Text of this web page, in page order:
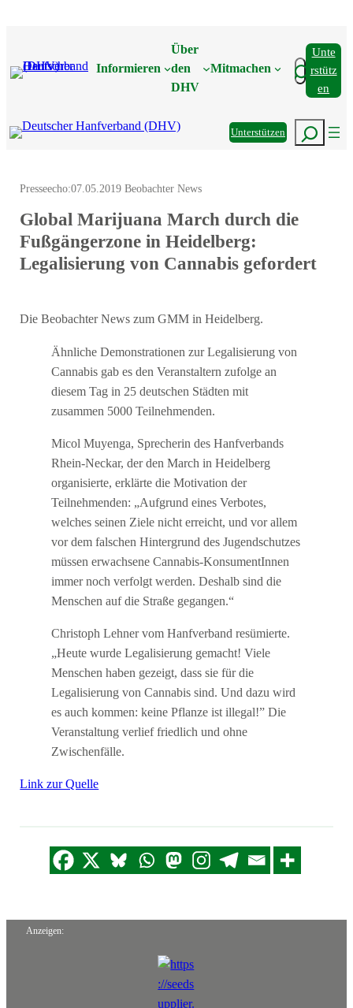
Informieren
Über
den
DHV
Mitmachen Suchen
Unte
Rstütz
En
UnterstützenSuchen
Presseecho:07.05.2019 Beobachter News
Global Marijuana March durch die
Fußgängerzone in Heidelberg:
Legalisierung von Cannabis gefordert
Die Beobachter News zum GMM in Heidelberg.
Ähnliche Demonstrationen zur Legalisierung von
Cannabis gab es den Veranstaltern zufolge an
diesem Tag in 25 deutschen Städten mit
zusammen 5000 Teilnehmenden.
Micol Muyenga, Sprecherin des Hanfverbands
Rhein-Neckar, der den March in Heidelberg
organisierte, erklärte die Motivation der
Teilnehmenden: „Aufgrund eines Verbotes,
welches seinen Ziele nicht erreicht, und vor allem
vor dem falschen Hintergrund des Jugendschutzes
müssen erwachsene Cannabis-KonsumentInnen
immer noch verfolgt werden. Deshalb sind die
Menschen auf die Straße gegangen.“
Christoph Lehner vom Hanfverband resümierte.
„Heute wurde Legalisierung gemacht! Viele
Menschen haben gezeigt, dass sie für die
Legalisierung von Cannabis sind. Und dazu wird
es auch kommen: keine Pflanze ist illegal!” Die
Veranstaltung verlief friedlich und ohne
Zwischenfälle.
Link zur Quelle
Anzeigen: